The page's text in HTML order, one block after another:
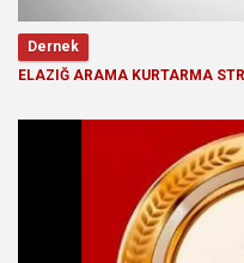
Dernek
ELAZIĞ ARAMA KURTARMA